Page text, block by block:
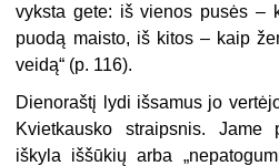
vyksta gete: iš vienos pusės –
puodą maisto, iš kitos – kaip
veidą“ (p. 116).
Dienoraštį lydi išsamus jo
Kvietkausko straipsnis. Jame
iškyla iššūkių arba